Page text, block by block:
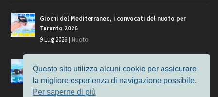
Giochi del Mediterraneo, i convocati del nuoto per
Taranto 2026
9 Lug 2026| Nuoto
Europei di Nuoto Parigi 2026: fra veterani e giovani, chi
7 Lug 2026
Nuoto
Questo sito utilizza alcuni cookie per assicurare
la migliore esperienza di navigazione possibile.
Per saperne di più